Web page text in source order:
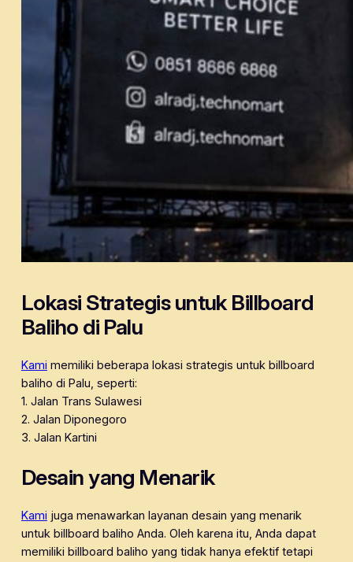
Lokasi Strategis untuk Billboard
Baliho di Palu
Kami memiliki beberapa lokasi strategis untuk billboard
baliho di Palu, seperti:
1. Jalan Trans Sulawesi
2. Jalan Diponegoro
3. Jalan Kartini
Desain yang Menarik
Kami juga menawarkan layanan desain yang menarik
untuk billboard baliho Anda. Oleh karena itu, Anda dapat
memiliki billboard baliho yang tidak hanya efektif tetapi